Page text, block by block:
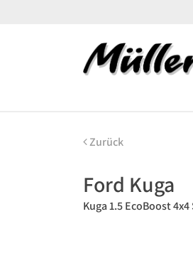
Zurück
Ford Kuga
Kuga 1.5 EcoBoost